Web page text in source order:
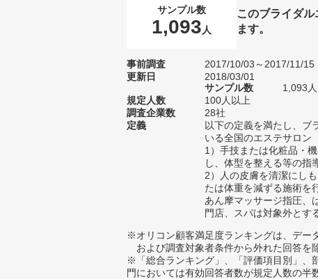
サンプル数
1,093 人
このブライダ
ます。
事前調査
2017/10/03～2017/11/15
更新日
2018/03/01
サンプル数
1,093
規定人数
100人以上
調査企業数
28社
定義
以下の定義を満たし、ブ
いる全国のエステサロン
1）手技または化粧品・
し、体型を整える等の指
2）人の皮膚を清潔にし
たは体重を減ずる施術を
あん摩マッサージ指圧、
門店、スパは対象外とす
※オリコン顧客満足度ランキングは、デー
および調査対象者条件から外れた回答を
※「総合ランキング」、「評価項目別」、
門においては有効回答者数が規定人数の半